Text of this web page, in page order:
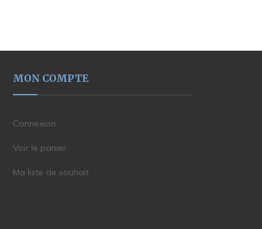
MON COMPTE
Connexion
Voir le panier
Ma liste de souhait